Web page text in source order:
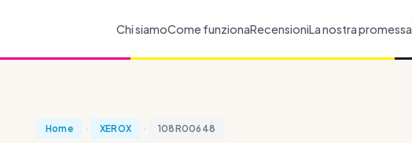
Chi siamoCome funzionaRecensioniLa nostra promessa
Home XEROX 108R00648